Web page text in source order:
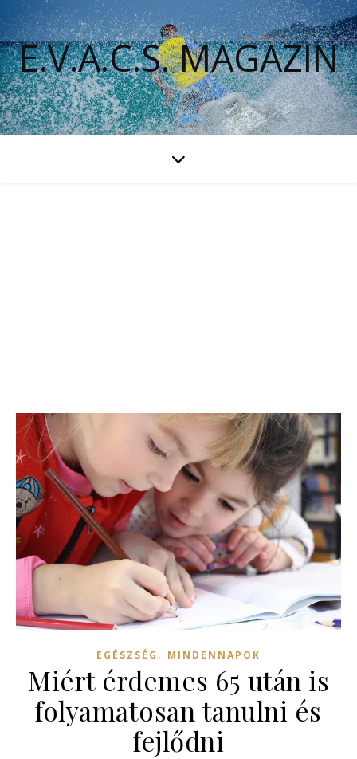
E.V.A.C.S. MAGAZIN
EGÉSZSÉG , MINDENNAPOK
Miért érdemes 65 után is
folyamatosan tanulni és
fejlődni